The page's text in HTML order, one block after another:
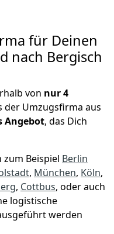
für Deinen
nach Bergisch
von nur 4
der Umzugsfirma aus
Angebot, das Dich
zum Beispiel Berlin
, München, Köln,
, Cottbus, oder auch
logistische
werden